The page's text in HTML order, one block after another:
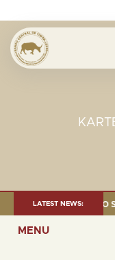
LATEST NEWS:
TRANSFER TO
MENU